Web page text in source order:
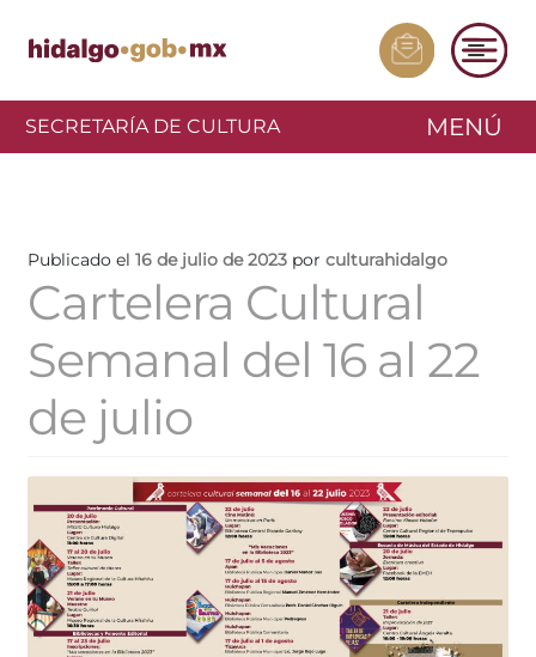
SECRETARÍA DE CULTURA MENÚ
Publicado el 16 de julio de 2023 por culturahidalgo
Cartelera Cultural
Semanal del 16 al 22
de julio